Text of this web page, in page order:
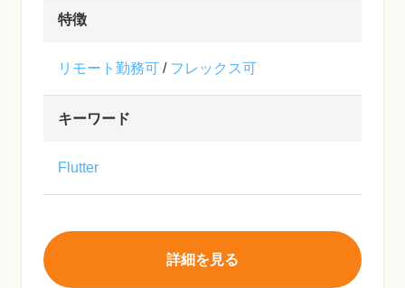
特徴
リモート勤務可 / フレックス可
キーワード
Flutter
詳細を見る